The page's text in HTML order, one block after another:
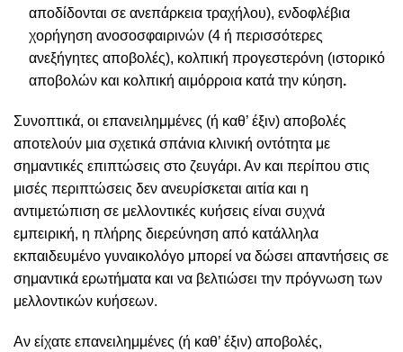
αποδίδονται σε ανεπάρκεια τραχήλου), ενδοφλέβια
χορήγηση ανοσοσφαιρινών (4 ή περισσότερες
ανεξήγητες αποβολές), κολπική προγεστερόνη (ιστορικό
αποβολών και κολπική αιμόρροια κατά την κύηση.
Συνοπτικά, οι επανειλημμένες (ή καθ’ έξιν) αποβολές
αποτελούν μια σχετικά σπάνια κλινική οντότητα με
σημαντικές επιπτώσεις στο ζευγάρι. Αν και περίπου στις
μισές περιπτώσεις δεν ανευρίσκεται αιτία και η
αντιμετώπιση σε μελλοντικές κυήσεις είναι συχνά
εμπειρική, η πλήρης διερεύνηση από κατάλληλα
εκπαιδευμένο γυναικολόγο μπορεί να δώσει απαντήσεις σε
σημαντικά ερωτήματα και να βελτιώσει την πρόγνωση των
μελλοντικών κυήσεων.
Αν είχατε επανειλημμένες (ή καθ’ έξιν) αποβολές,